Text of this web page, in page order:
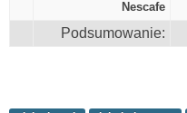
Nescafe
Podsumowanie: